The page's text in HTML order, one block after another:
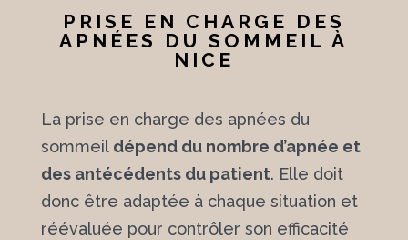
PRISE EN CHARGE DES
APNÉES DU SOMMEIL À
NICE
La prise en charge des apnées du
sommeil dépend du nombre d’apnée et
des antécédents du patient. Elle doit
donc être adaptée à chaque situation et
réévaluée pour contrôler son efficacité